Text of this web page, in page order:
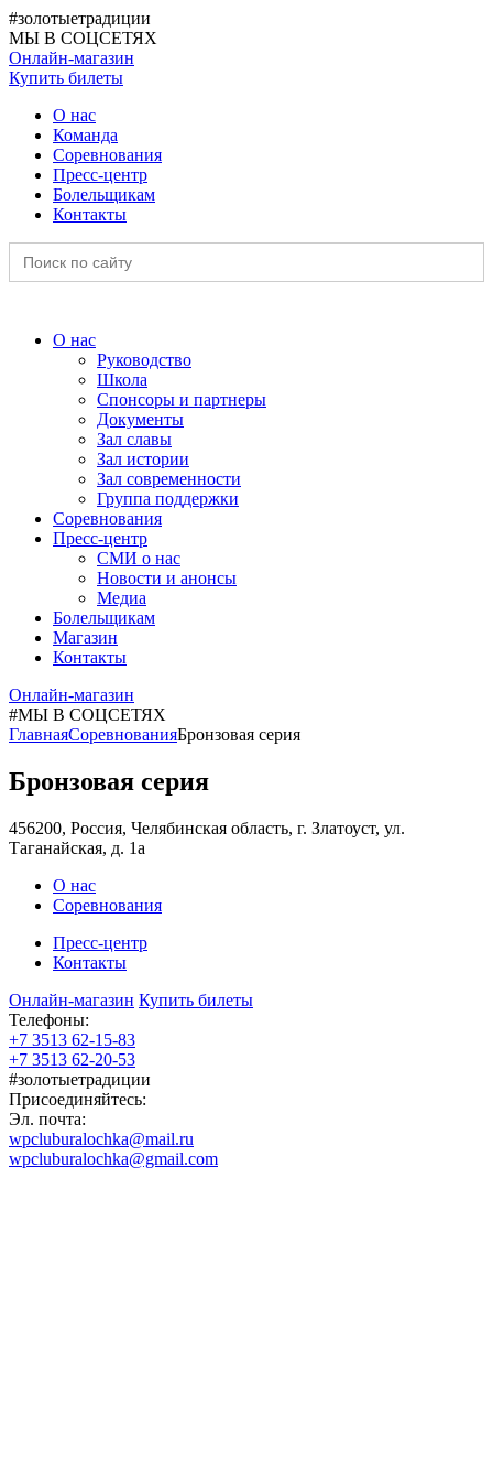
#золотыетрадиции
МЫ В СОЦСЕТЯХ
Онлайн-магазин
Купить билеты
О нас
Команда
Соревнования
Пресс-центр
Болельщикам
Контакты
Search
for:
О нас
Руководство
Школа
Спонсоры и партнеры
Документы
Зал славы
Зал истории
Зал современности
Группа поддержки
Соревнования
Пресс-центр
СМИ о нас
Новости и анонсы
Медиа
Болельщикам
Магазин
Контакты
Онлайн-магазин
#МЫ В СОЦСЕТЯХ
ГлавнаяСоревнованияБронзовая серия
Бронзовая серия
456200, Россия, Челябинская область, г. Златоуст, ул.
Таганайская, д. 1а
О нас
Соревнования
Пресс-центр
Контакты
Онлайн-магазин Купить билеты
Телефоны:
+7 3513 62-15-83
+7 3513 62-20-53
#золотыетрадиции
Присоединяйтесь:
Эл. почта:
wpcluburalochka@mail.ru
wpcluburalochka@gmail.com